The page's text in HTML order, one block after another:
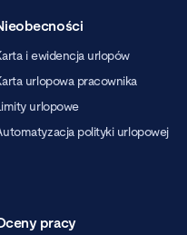
i ewidencja urlopów
urlopowa pracownika
urlopowe
polityki urlopowej
pracy